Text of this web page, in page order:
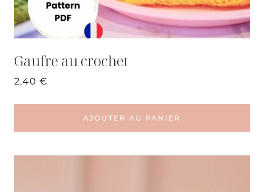
Gaufre au crochet
2,40 €
AJOUTER AU PANIER